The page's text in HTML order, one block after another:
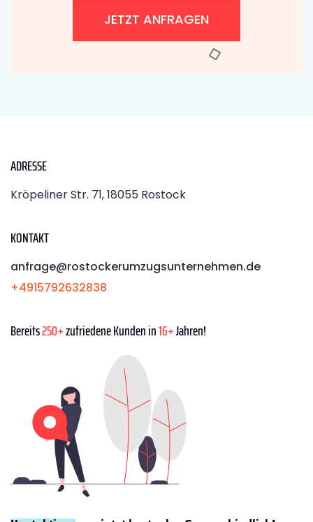
JETZT ANFRAGEN
ADRESSE
Kröpeliner Str. 71, 18055 Rostock
KONTAKT
anfrage@rostockerumzugsunternehmen.de
+4915792632838
Bereits250+zufriedene Kunden in16+Jahren!